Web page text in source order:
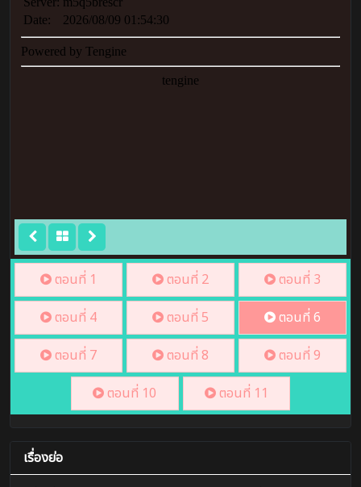
ตอนที่ 1 ตอนที่ 2
ตอนที่ 3
ตอนที่ 4
ตอนที่ 5
ตอนที่ 6
ตอนที่ 7
ตอนที่ 8
ตอนที่ 9
ตอนที่ 10
ตอนที่ 11
เรื่องย่อ